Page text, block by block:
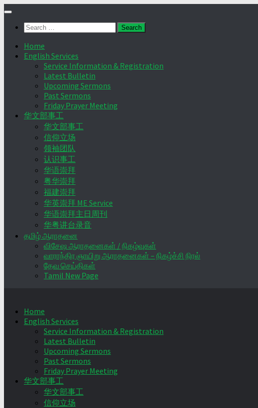
Skip
contentSearch
Home
English Services
Service Information & Registration
Latest Bulletin
Upcoming Sermons
Past Sermons
Friday Prayer Meeting
华文部事工
华文部事工
信仰立场
领袖团队
认识事工
华语崇拜
粤华崇拜
福建崇拜
华英崇拜 ME Service
华语崇拜主日周刊
华粤讲台录音
தமிழ் ஆராதனை
விசேஷ ஆராதனைகள் / நிகழ்வுகள்
வாராந்திர ஞாயிறு ஆராதனைகள் – நிகழ்ச்சி நிரல்
தேவ செய்திகள்
Tamil New Page
Home
English Services
Service Information & Registration
Latest Bulletin
Upcoming Sermons
Past Sermons
Friday Prayer Meeting
华文部事工
华文部事工
信仰立场